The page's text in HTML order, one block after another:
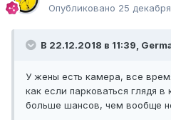
Опубликовано 25
В 22.12.2018 в 11:39,
У жены есть камера, все
как если парковаться глядя
больше шансов, чем вообще